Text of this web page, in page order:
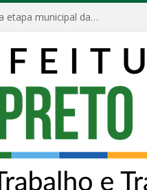
Escola Municipal Divino Espírito Santo conquista etapa municipal da V Feira Amazonense de Matemática